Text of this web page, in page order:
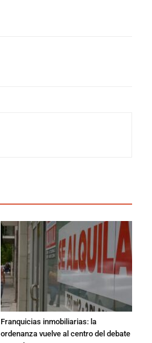
Franquicias inmobiliarias: la
ordenanza vuelve al centro del debate